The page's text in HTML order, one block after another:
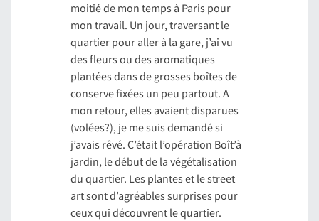
moitié de mon temps à Paris pour
mon travail. Un jour, traversant le
quartier pour aller à la gare, j’ai vu
des fleurs ou des aromatiques
plantées dans de grosses boîtes de
conserve fixées un peu partout. A
mon retour, elles avaient disparues
(volées?), je me suis demandé si
j’avais rêvé. C’était l’opération Boît’à
jardin, le début de la végétalisation
du quartier. Les plantes et le street
art sont d’agréables surprises pour
ceux qui découvrent le quartier.